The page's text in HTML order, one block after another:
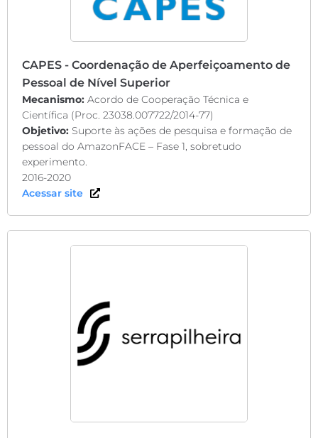
CAPES - Coordenação de Aperfeiçoamento de
Pessoal de Nível Superior
Mecanismo: Acordo de Cooperação Técnica e
Científica (Proc. 23038.007722/2014-77)
Objetivo: Suporte às ações de pesquisa e formação de
pessoal do AmazonFACE – Fase 1, sobretudo
experimento.
2016-2020
Acessar site